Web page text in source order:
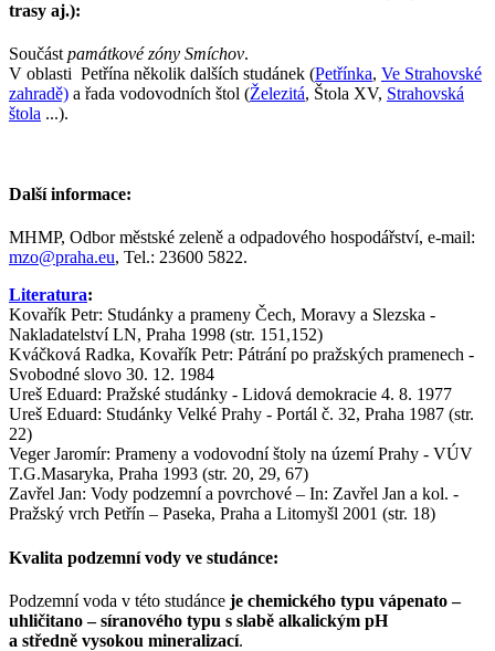
trasy aj.):
Součást památkové zóny Smíchov.
V oblasti Petřína několik dalších studánek (Petřínka, Ve Strahovské
zahradě) a řada vodovodních štol (Železitá, Štola XV, Strahovská
štola ...).
Další informace:
MHMP, Odbor městské zeleně a odpadového hospodářství, e-mail:
mzo@praha.eu, Tel.: 23600 5822.
Literatura:
Kovařík Petr: Studánky a prameny Čech, Moravy a Slezska -
Nakladatelství LN, Praha 1998 (str. 151,152)
Kváčková Radka, Kovařík Petr: Pátrání po pražských pramenech -
Svobodné slovo 30. 12. 1984
Ureš Eduard: Pražské studánky - Lidová demokracie 4. 8. 1977
Ureš Eduard: Studánky Velké Prahy - Portál č. 32, Praha 1987 (str.
22)
Veger Jaromír: Prameny a vodovodní štoly na území Prahy - VÚV
T.G.Masaryka, Praha 1993 (str. 20, 29, 67)
Zavřel Jan: Vody podzemní a povrchové – In: Zavřel Jan a kol. -
Pražský vrch Petřín – Paseka, Praha a Litomyšl 2001 (str. 18)
Kvalita podzemní vody ve studánce:
Podzemní voda v této studánce je chemického typu vápenato –
uhličitano – síranového typu s slabě alkalickým pH
a středně vysokou mineralizací.